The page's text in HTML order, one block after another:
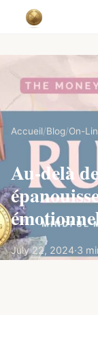
Accueil/Blog/On-
Au-delà
July 22, 2024·3